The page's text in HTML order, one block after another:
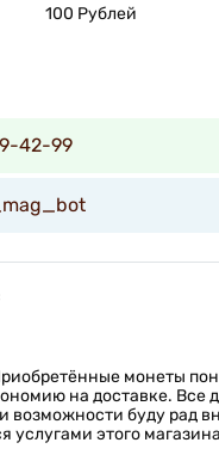
100 Рублей
42-99
монеты
на доставке. Все
возможности буду рад
услугами этого